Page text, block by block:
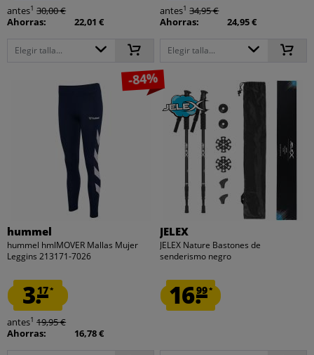
antes1 30,00 €
Ahorras:
22,01 €
Elegir talla...
antes1 34,95 €
Ahorras:
24,95 €
Elegir talla...
-84%
hummel
hummel hmlMOVER Mallas Mujer
Leggins 213171-7026
3.17*
antes1 19,95 €
Ahorras:
16,78 €
JELEX
JELEX Nature Bastones de
senderismo negro
16.99*